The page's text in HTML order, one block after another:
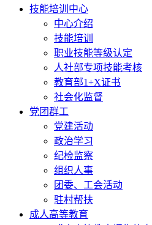
技能培训中心
中心介绍
技能培训
职业技能等级认定
人社部专项技能考核
教育部1+X证书
社会化监督
党团群工
党建活动
政治学习
纪检监察
组织人事
团委、工会活动
驻村帮扶
成人高等教育